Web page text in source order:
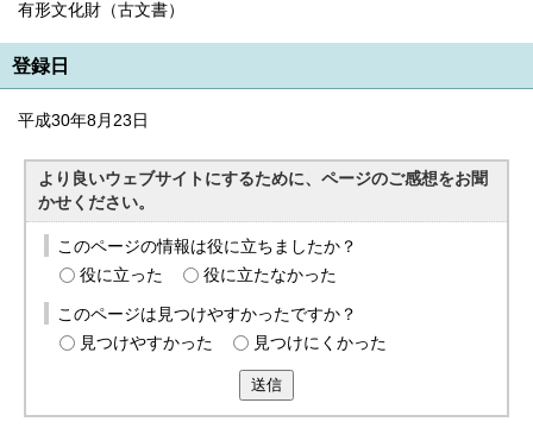
有形文化財（古文書）
登録日
平成30年8月23日
より良いウェブサイトにするために、ページのご感想をお聞
かせください。
このページの情報は役に立ちましたか？
役に立った
役に立たなかった
このページは見つけやすかったですか？
見つけやすかった
見つけにくかった
送信